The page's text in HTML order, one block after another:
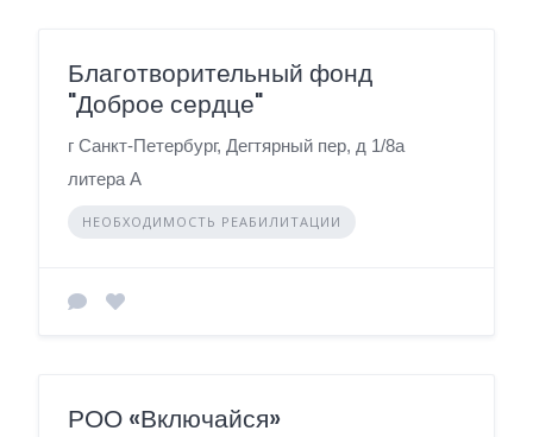
Благотворительный фонд
"Доброе сердце"
г Санкт-Петербург, Дегтярный пер, д 1/8а
литера А
НЕОБХОДИМОСТЬ РЕАБИЛИТАЦИИ
РОО «Включайся»